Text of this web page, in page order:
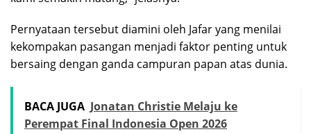
Pernyataan tersebut diamini oleh Jafar yang menilai
kekompakan pasangan menjadi faktor penting untuk
bersaing dengan ganda campuran papan atas dunia.
BACA JUGA Jonatan Christie Melaju ke
Perempat Final Indonesia Open 2026